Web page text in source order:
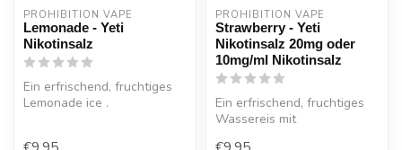
PROHIBITION VAPE
Lemonade - Yeti
Nikotinsalz
Ein erfrischend, fruchtiges
Lemonade ice .
PROHIBITION VAPE
Strawberry - Yeti
Nikotinsalz 20mg oder
10mg/ml Nikotinsalz
Ein erfrischend, fruchtiges
Wassereis mit